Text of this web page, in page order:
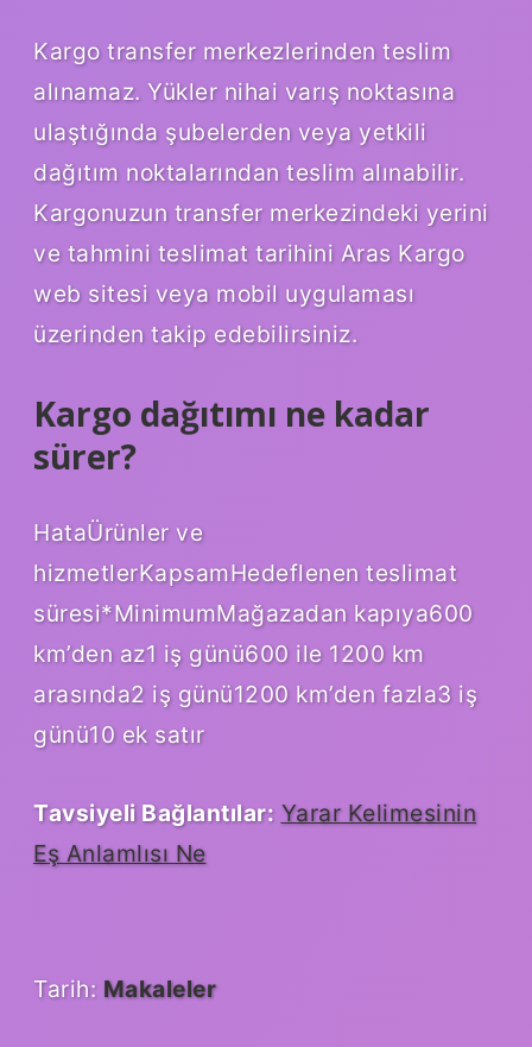
Kargo transfer merkezlerinden teslim
alınamaz. Yükler nihai varış noktasına
ulaştığında şubelerden veya yetkili
dağıtım noktalarından teslim alınabilir.
Kargonuzun transfer merkezindeki yerini
ve tahmini teslimat tarihini Aras Kargo
web sitesi veya mobil uygulaması
üzerinden takip edebilirsiniz.
Kargo dağıtımı ne kadar
sürer?
HataÜrünler ve
hizmetlerKapsamHedeflenen teslimat
süresi*MinimumMağazadan kapıya600
km’den az1 iş ​​günü600 ile 1200 km
arasında2 iş günü1200 km’den fazla3 iş
günü10 ek satır
Tavsiyeli Bağlantılar: Yarar Kelimesinin
Eş Anlamlısı Ne
Tarih: Makaleler